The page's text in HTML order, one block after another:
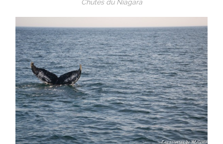
Chutes du Niagara